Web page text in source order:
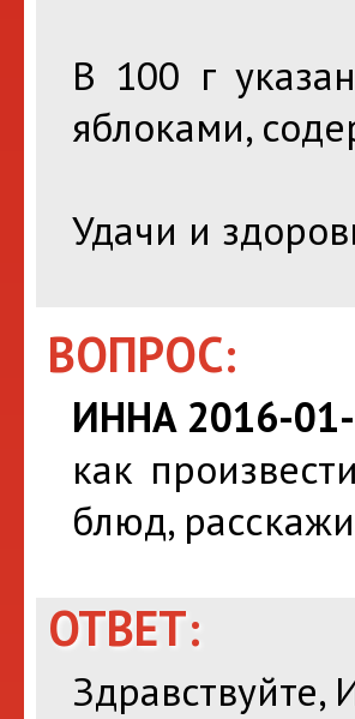
В 100 г
яблоками,
Удачи и
ВОПРОС:
ИННА 2016-
как
блюд,
ОТВЕТ:
Здравствуйте,